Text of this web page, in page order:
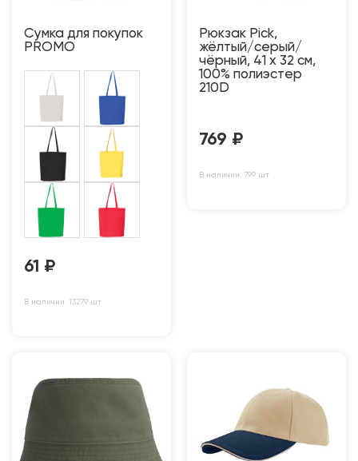
Сумка для покупок
PROMO
61 ₽
В наличии: 13279 шт
Рюкзак Pick,
жёлтый/серый/
чёрный, 41 x 32 см,
100% полиэстер
210D
769 ₽
В наличии: 799 шт